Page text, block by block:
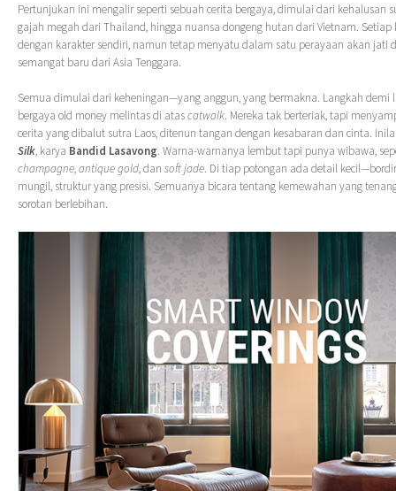
Pertunjukan ini mengalir seperti sebuah cerita bergaya, dimulai dari kehalusan
gajah megah dari Thailand, hingga nuansa dongeng hutan dari Vietnam. Setiap
dengan karakter sendiri, namun tetap menyatu dalam satu perayaan akan jati
semangat baru dari Asia Tenggara.
Semua dimulai dari keheningan—yang anggun, yang bermakna. Langkah demi
bergaya old money melintas di atascatwalk. Mereka tak berteriak, tapi
cerita yang dibalut sutra Laos, ditenun tangan dengan kesabaran dan cinta.
Silk, karya Bandid Lasavong. Warna-warnanya lembut tapi punya wibawa,
champagne,antique gold, dan soft jade. Di tiap potongan ada detail
mungil, struktur yang presisi. Semuanya bicara tentang kemewahan yang
sorotan berlebihan.